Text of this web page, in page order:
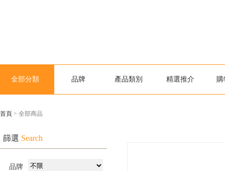
全部分類 品牌 產品類別 精選推介 購
首頁 > 全部商品
篩選 Search
品牌